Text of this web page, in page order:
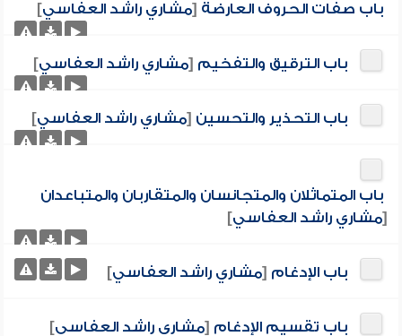
باب صفات الحروف العارضة [مشاري راشد العفاسي]
باب الترقيق والتفخيم [مشاري راشد العفاسي]
باب التحذير والتحسين [مشاري راشد العفاسي]
باب المتماثلان والمتجانسان والمتقاربان والمتباعدان
[مشاري راشد العفاسي]
باب الإدغام [مشاري راشد العفاسي]
باب تقسيم الإدغام [مشاري راشد العفاسي]